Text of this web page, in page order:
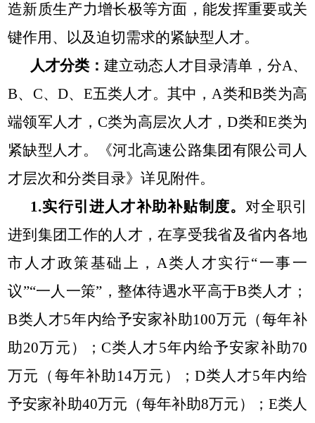
造新质生产力增长极等方面，能发挥重要或关
键作用、以及迫切需求的紧缺型人才。
人才分类：建立动态人才目录清单，分A、
B、C、D、E五类人才。 其中，A类和B类为高
端领军人才，C类为高层次人才，D类和E类为
紧缺型人才。《河北高速公路集团有限公司人
才层次和分类目录》详见附件。
1.实行引进人才补助补贴制度。对全职引
进到集团工作的人才，在享受我省及省内各地
市人才政策基础上，A类人才实行“一事一
议”“一人一策”，整体待遇水平高于B类人才；
B类人才5年内给予安家补助100万元（每年补
助20万元）；C类人才5年内给予安家补助70
万元（每年补助14万元）；D类人才5年内给
予安家补助40万元（每年补助8万元）；E类人